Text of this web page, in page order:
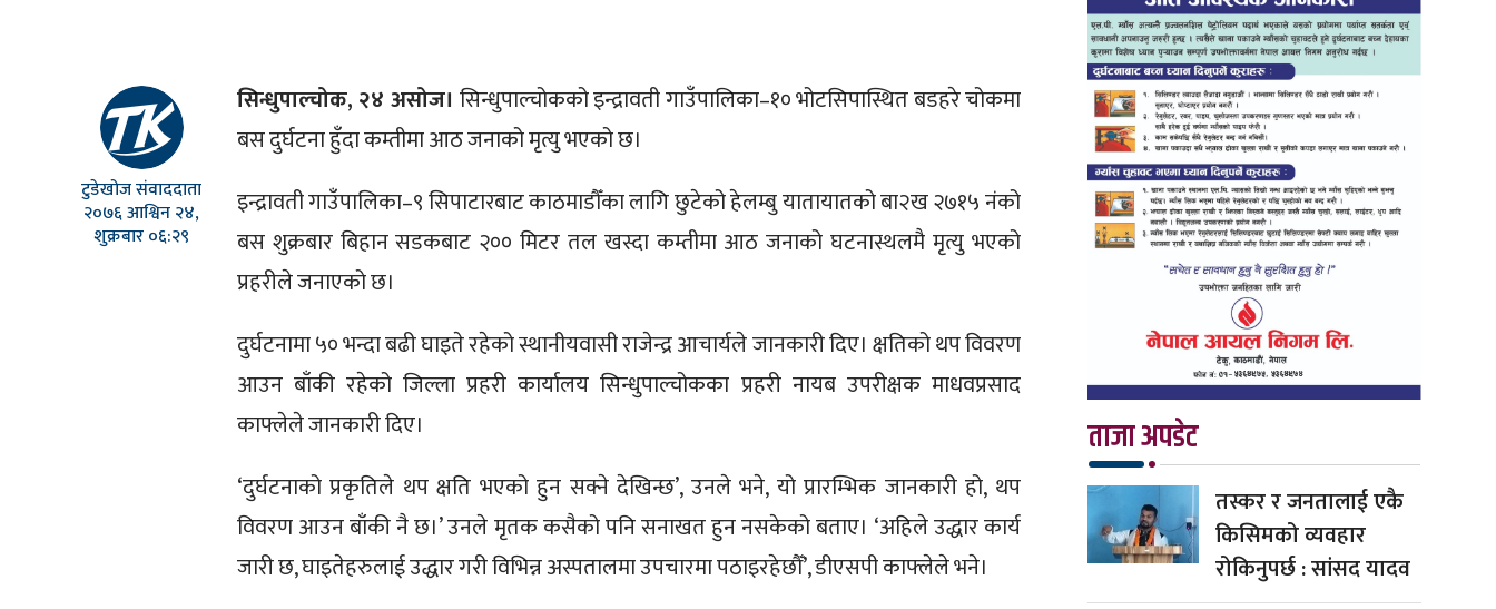
टुडेखोज संवाददाता
२०७६ आश्विन २४,
शुक्रबार ०६:२९
सिन्धुपाल्चोक, २४ असोज। सिन्धुपाल्चोकको इन्द्रावती गाउँपालिका–१० भोटसिपास्थित बडहरे चोकमा
बस दुर्घटना हुँदा कम्तीमा आठ जनाको मृत्यु भएको छ।
इन्द्रावती गाउँपालिका–९ सिपाटारबाट काठमाडौँका लागि छुटेको हेलम्बु यातायातको बा२ख २७१५ नंको
बस शुक्रबार बिहान सडकबाट २०० मिटर तल खस्दा कम्तीमा आठ जनाको घटनास्थलमै मृत्यु भएको
प्रहरीले जनाएको छ।
दुर्घटनामा ५० भन्दा बढी घाइते रहेको स्थानीयवासी राजेन्द्र आचार्यले जानकारी दिए। क्षतिको थप विवरण
आउन बाँकी रहेको जिल्ला प्रहरी कार्यालय सिन्धुपाल्चोकका प्रहरी नायब उपरीक्षक माधवप्रसाद
काफ्लेले जानकारी दिए।
‘दुर्घटनाको प्रकृतिले थप क्षति भएको हुन सक्ने देखिन्छ’, उनले भने, यो प्रारम्भिक जानकारी हो, थप
विवरण आउन बाँकी नै छ।’ उनले मृतक कसैको पनि सनाखत हुन नसकेको बताए। ‘अहिले उद्धार कार्य
जारी छ, घाइतेहरुलाई उद्धार गरी विभिन्न अस्पतालमा उपचारमा पठाइरहेछौँ’, डीएसपी काफ्लेले भने।
ताजा अपडेट
तस्कर र जनतालाई एकै
किसिमको व्यवहार
रोकिनुपर्छ : सांसद यादव